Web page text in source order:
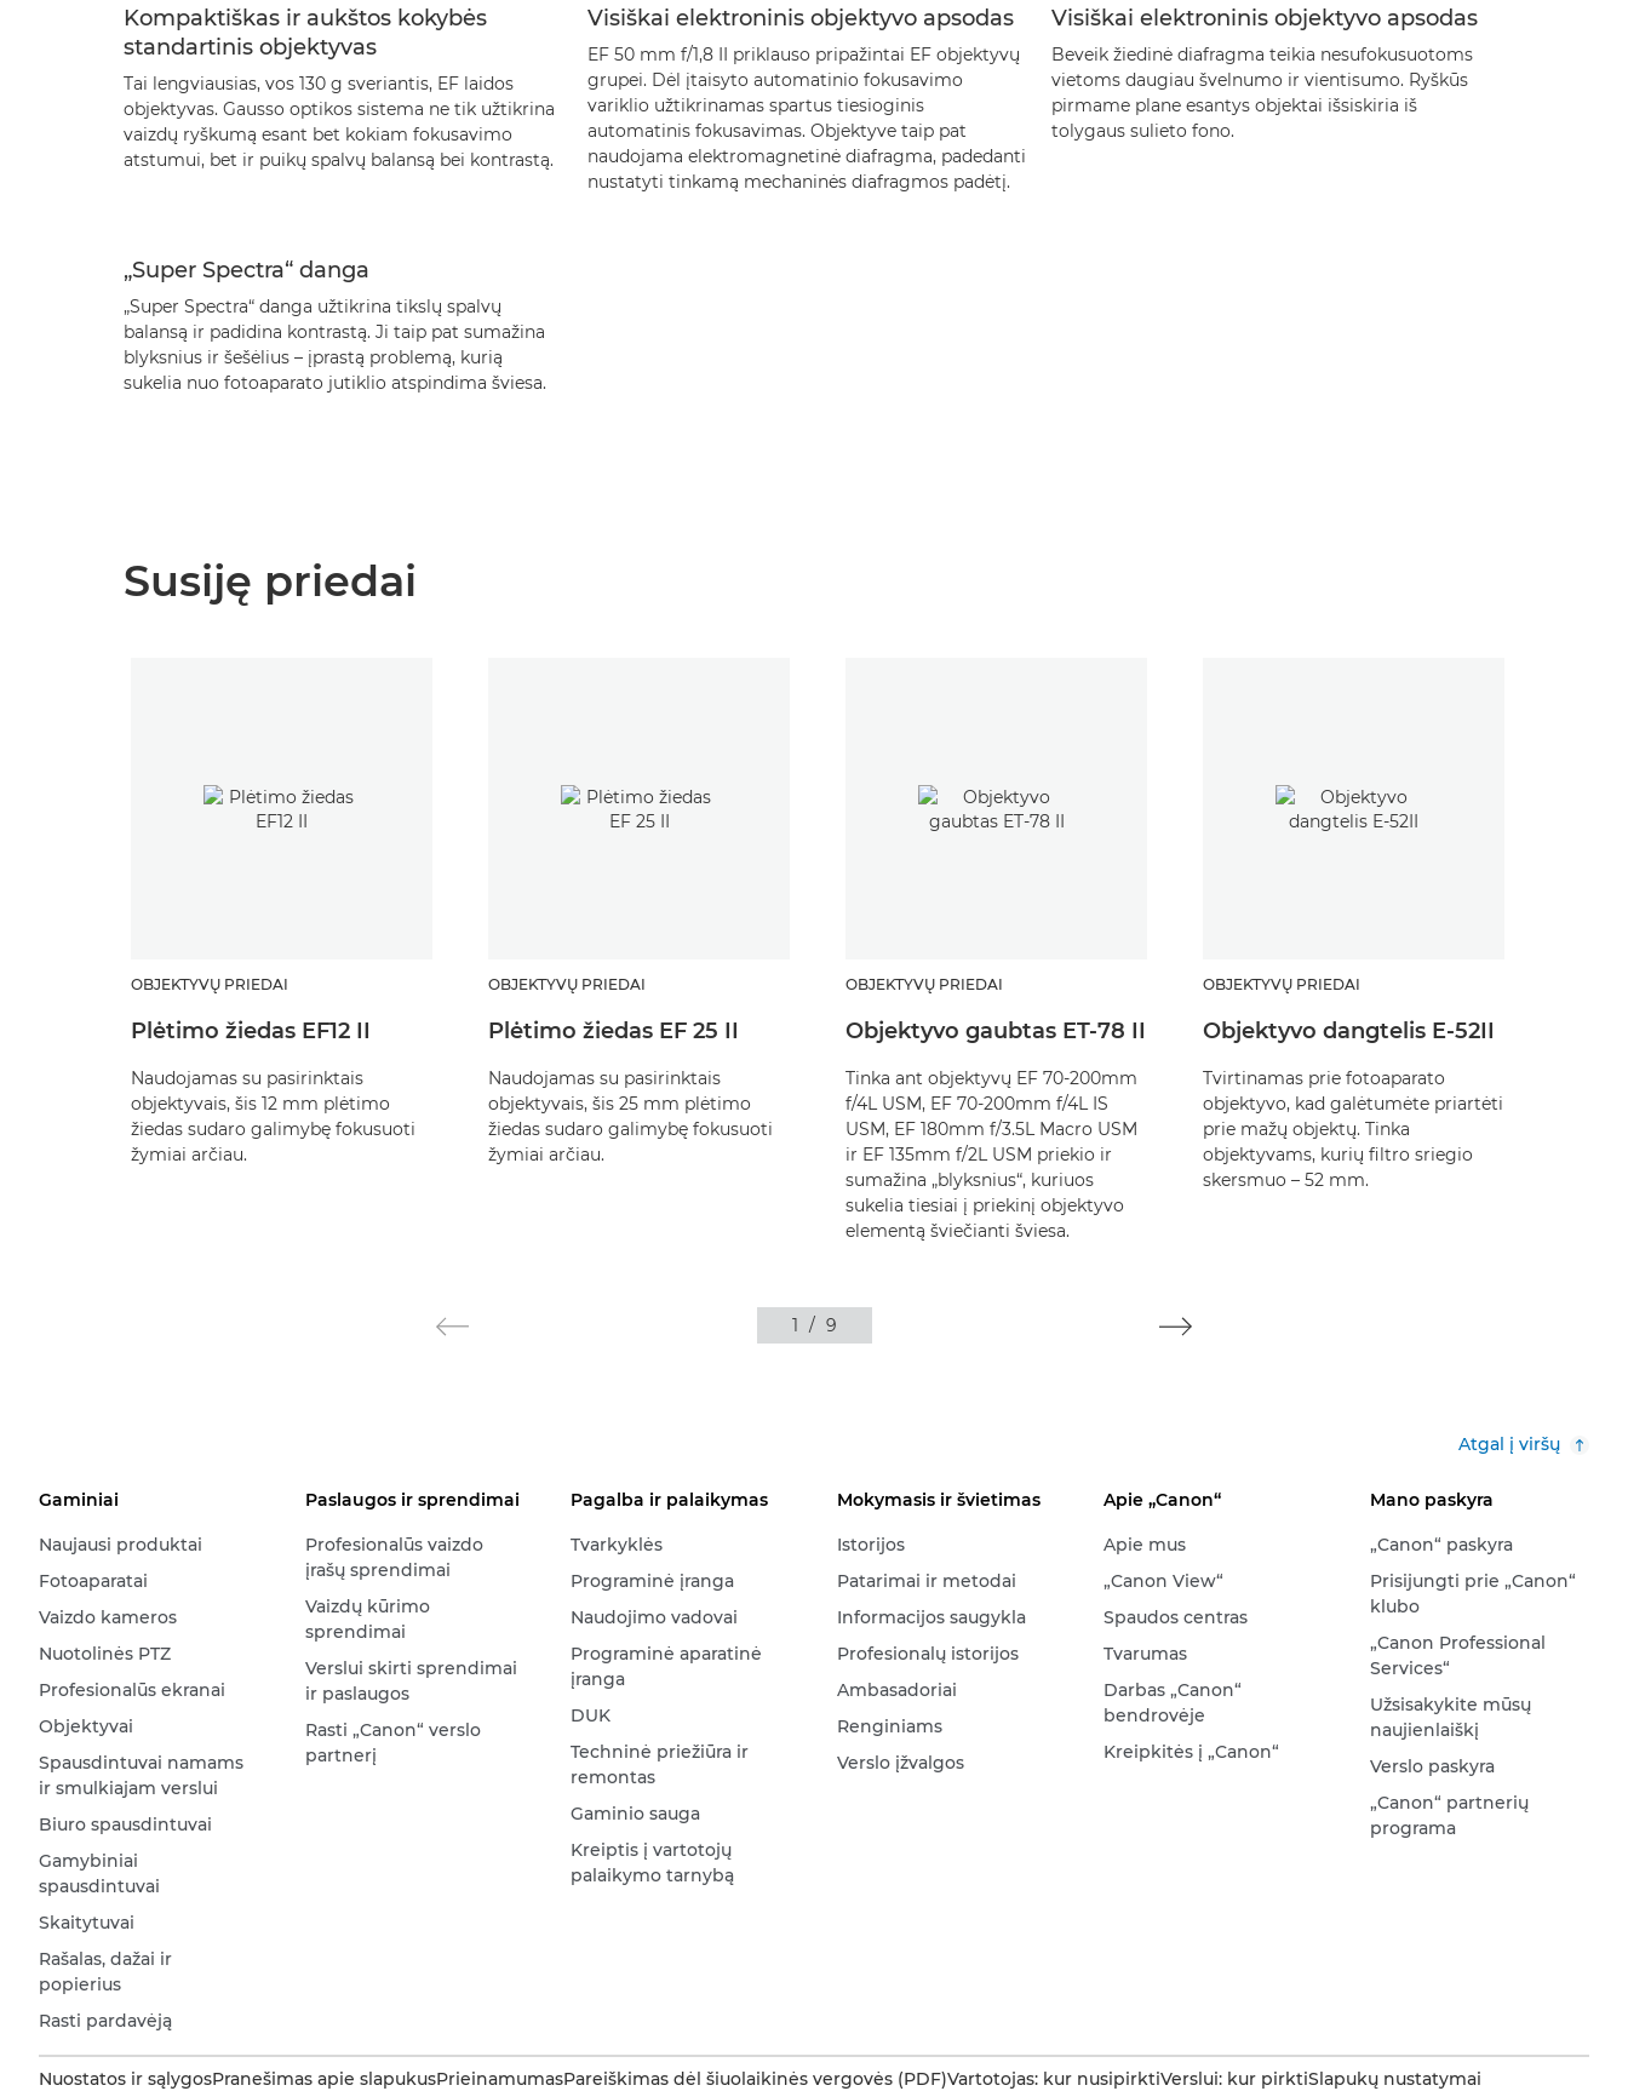
Kompaktiškas ir aukštos kokybės
standartinis objektyvas
Tai lengviausias, vos 130 g sveriantis, EF laidos
objektyvas. Gausso optikos sistema ne tik užtikrina
vaizdų ryškumą esant bet kokiam fokusavimo
atstumui, bet ir puikų spalvų balansą bei kontrastą.
Visiškai elektroninis objektyvo apsodas
EF 50 mm f/1,8 II priklauso pripažintai EF objektyvų
grupei. Dėl įtaisyto automatinio fokusavimo
variklio užtikrinamas spartus tiesioginis
automatinis fokusavimas. Objektyve taip pat
naudojama elektromagnetinė diafragma, padedanti
nustatyti tinkamą mechaninės diafragmos padėtį.
Visiškai elektroninis objektyvo apsodas
Beveik žiedinė diafragma teikia nesufokusuotoms
vietoms daugiau švelnumo ir vientisumo. Ryškūs
pirmame plane esantys objektai išsiskiria iš
tolygaus sulieto fono.
„Super Spectra“ danga
„Super Spectra“ danga užtikrina tikslų spalvų
balansą ir padidina kontrastą. Ji taip pat sumažina
blyksnius ir šešėlius – įprastą problemą, kurią
sukelia nuo fotoaparato jutiklio atspindima šviesa.
Susiję priedai
OBJEKTYVŲ PRIEDAI
Plėtimo žiedas EF12 II
Naudojamas su pasirinktais
objektyvais, šis 12 mm plėtimo
žiedas sudaro galimybę fokusuoti
žymiai arčiau.
OBJEKTYVŲ PRIEDAI
Plėtimo žiedas EF 25 II
Naudojamas su pasirinktais
objektyvais, šis 25 mm plėtimo
žiedas sudaro galimybę fokusuoti
žymiai arčiau.
OBJEKTYVŲ PRIEDAI
Objektyvo gaubtas ET-78 II
Tinka ant objektyvų EF 70-200mm
f/4L USM, EF 70-200mm f/4L IS
USM, EF 180mm f/3.5L Macro USM
ir EF 135mm f/2L USM priekio ir
sumažina „blyksnius“, kuriuos
sukelia tiesiai į priekinį objektyvo
elementą šviečianti šviesa.
OBJEKTYVŲ PRIEDAI
Objektyvo dangtelis E-52II
Tvirtinamas prie fotoaparato
objektyvo, kad galėtumėte priartėti
prie mažų objektų. Tinka
objektyvams, kurių filtro sriegio
skersmuo – 52 mm.
1 / 9
Atgal į viršų
Gaminiai
Naujausi produktai
Fotoaparatai
Vaizdo kameros
Nuotolinės PTZ
Profesionalūs ekranai
Objektyvai
Spausdintuvai namams
ir smulkiajam verslui
Biuro spausdintuvai
Gamybiniai
spausdintuvai
Skaitytuvai
Rašalas, dažai ir
popierius
Rasti pardavėją
Paslaugos ir sprendimai
Profesionalūs vaizdo
įrašų sprendimai
Vaizdų kūrimo
sprendimai
Verslui skirti sprendimai
ir paslaugos
Rasti „Canon“ verslo
partnerį
Pagalba ir palaikymas
Tvarkyklės
Programinė įranga
Naudojimo vadovai
Programinė aparatinė
įranga
DUK
Techninė priežiūra ir
remontas
Gaminio sauga
Kreiptis į vartotojų
palaikymo tarnybą
Mokymasis ir švietimas
Istorijos
Patarimai ir metodai
Informacijos saugykla
Profesionalų istorijos
Ambasadoriai
Renginiams
Verslo įžvalgos
Apie „Canon“
Apie mus
„Canon View“
Spaudos centras
Tvarumas
Darbas „Canon“
bendrovėje
Kreipkitės į „Canon“
Mano paskyra
„Canon“ paskyra
Prisijungti prie „Canon“
klubo
„Canon Professional
Services“
Užsisakykite mūsų
naujienlaiškį
Verslo paskyra
„Canon“ partnerių
programa
Nuostatos ir sąlygosPranešimas apie slapukusPrieinamumasPareiškimas dėl šiuolaikinės vergovės (PDF)Vartotojas: kur nusipirktiVerslui: kur pirktiSlapukų nustatymai